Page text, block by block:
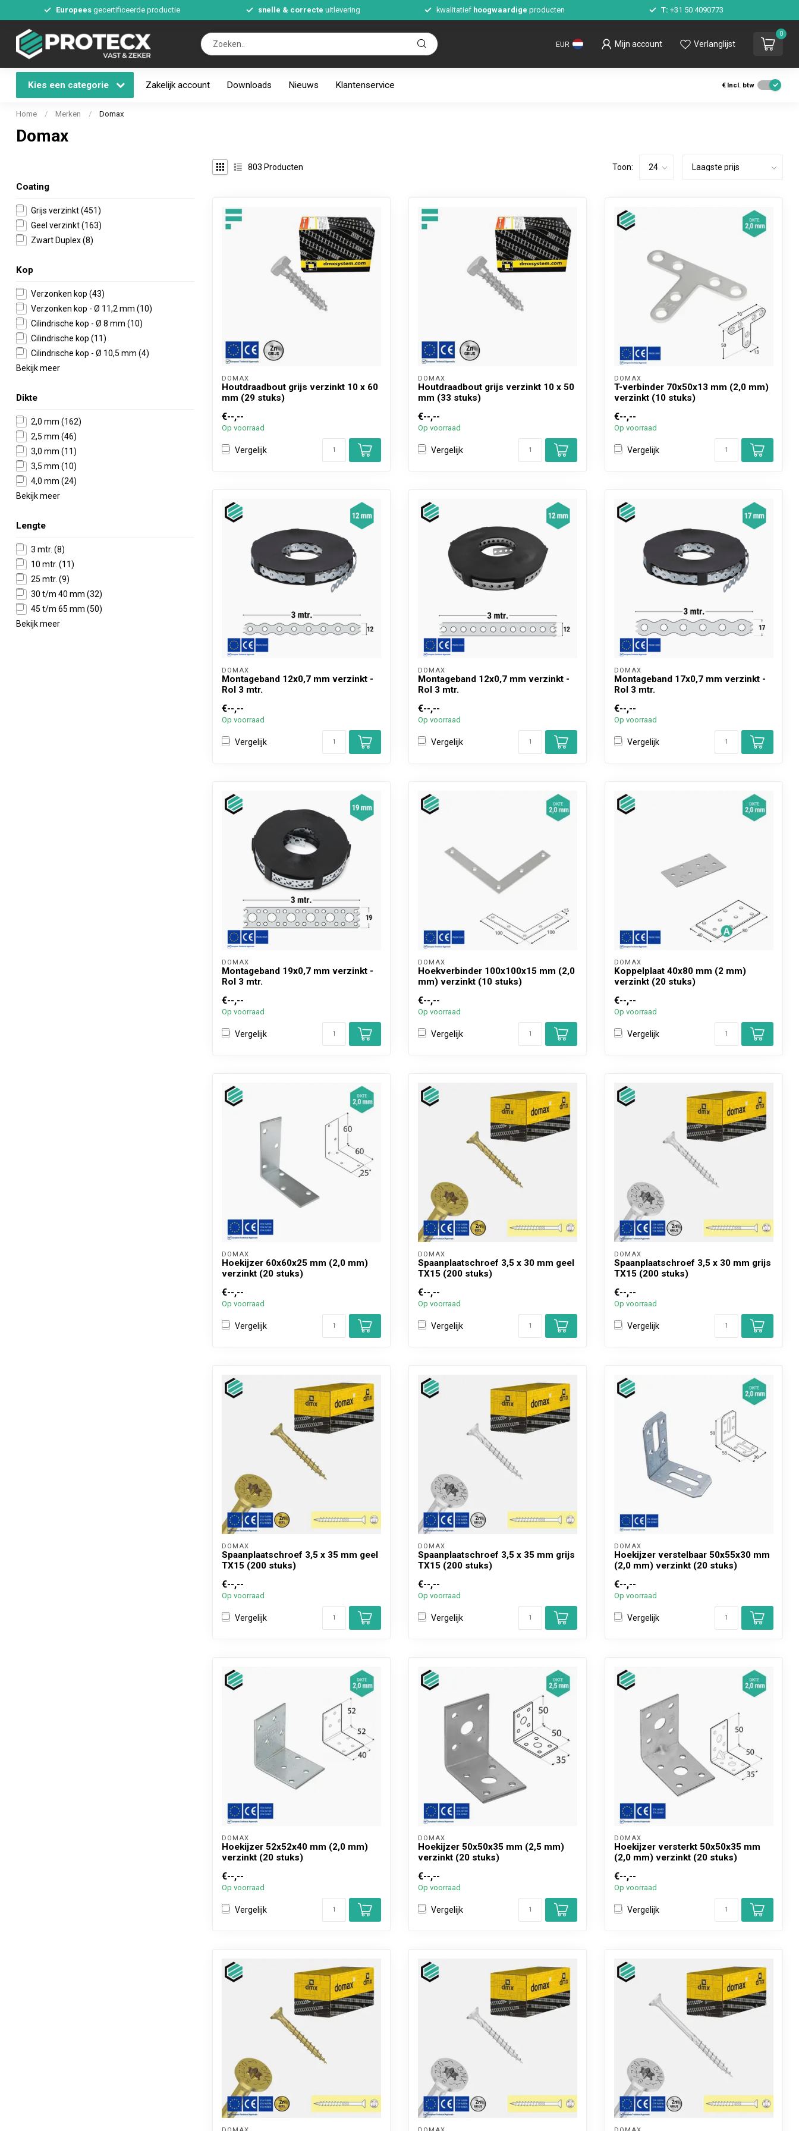
Europeesgecertificeerde productie snelle & correcte uitlevering kwalitatief hoogwaardige producten T: +31 50 4090773
EUR Mijn account Verlanglijst
0
Kies een categorie Zakelijk account Downloads Nieuws Klantenservice € Incl. btw
Home / Merken / Domax
Domax
Coating
Grijs verzinkt(451)
Geel verzinkt(163)
Zwart Duplex(8)
Kop
Verzonken kop (43)
Verzonken kop - Ø 11,2 mm (10)
Cilindrische kop - Ø 8 mm (10)
Cilindrische kop (11)
Cilindrische kop - Ø 10,5 mm (4)
Bekijk meer
Dikte
2,0 mm (162)
2,5 mm (46)
3,0 mm (11)
3,5 mm (10)
4,0 mm (24)
Bekijk meer
Lengte
3 mtr. (8)
10 mtr. (11)
25 mtr. (9)
30 t/m 40 mm (32)
45 t/m 65 mm (50)
Bekijk meer
803 Producten Toon:
DOMAX
Houtdraadbout grijs verzinkt 10 x 60
mm (29 stuks)
€--,--
Op voorraad
Vergelijk
DOMAX
Houtdraadbout grijs verzinkt 10 x 50
mm (33 stuks)
€--,--
Op voorraad
Vergelijk
DOMAX
T-verbinder 70x50x13 mm (2,0 mm)
verzinkt (10 stuks)
€--,--
Op voorraad
Vergelijk
DOMAX
Montageband 12x0,7 mm verzinkt -
Rol 3 mtr.
€--,--
Op voorraad
Vergelijk
DOMAX
Montageband 12x0,7 mm verzinkt -
Rol 3 mtr.
€--,--
Op voorraad
Vergelijk
DOMAX
Montageband 17x0,7 mm verzinkt -
Rol 3 mtr.
€--,--
Op voorraad
Vergelijk
DOMAX
Montageband 19x0,7 mm verzinkt -
Rol 3 mtr.
€--,--
Op voorraad
Vergelijk
DOMAX
Hoekverbinder 100x100x15 mm (2,0
mm) verzinkt (10 stuks)
€--,--
Op voorraad
Vergelijk
DOMAX
Koppelplaat 40x80 mm (2 mm)
verzinkt (20 stuks)
€--,--
Op voorraad
Vergelijk
DOMAX
Hoekijzer 60x60x25 mm (2,0 mm)
verzinkt (20 stuks)
€--,--
Op voorraad
Vergelijk
DOMAX
Spaanplaatschroef 3,5 x 30 mm geel
TX15 (200 stuks)
€--,--
Op voorraad
Vergelijk
DOMAX
Spaanplaatschroef 3,5 x 30 mm grijs
TX15 (200 stuks)
€--,--
Op voorraad
Vergelijk
DOMAX
Spaanplaatschroef 3,5 x 35 mm geel
TX15 (200 stuks)
€--,--
Op voorraad
Vergelijk
DOMAX
Spaanplaatschroef 3,5 x 35 mm grijs
TX15 (200 stuks)
€--,--
Op voorraad
Vergelijk
DOMAX
Hoekijzer verstelbaar 50x55x30 mm
(2,0 mm) verzinkt (20 stuks)
€--,--
Op voorraad
Vergelijk
DOMAX
Hoekijzer 52x52x40 mm (2,0 mm)
verzinkt (20 stuks)
€--,--
Op voorraad
Vergelijk
DOMAX
Hoekijzer 50x50x35 mm (2,5 mm)
verzinkt (20 stuks)
€--,--
Op voorraad
Vergelijk
DOMAX
Hoekijzer versterkt 50x50x35 mm
(2,0 mm) verzinkt (20 stuks)
€--,--
Op voorraad
Vergelijk